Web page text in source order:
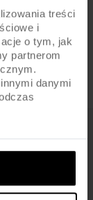
treści
i
o tym, jak
partnerom
danymi